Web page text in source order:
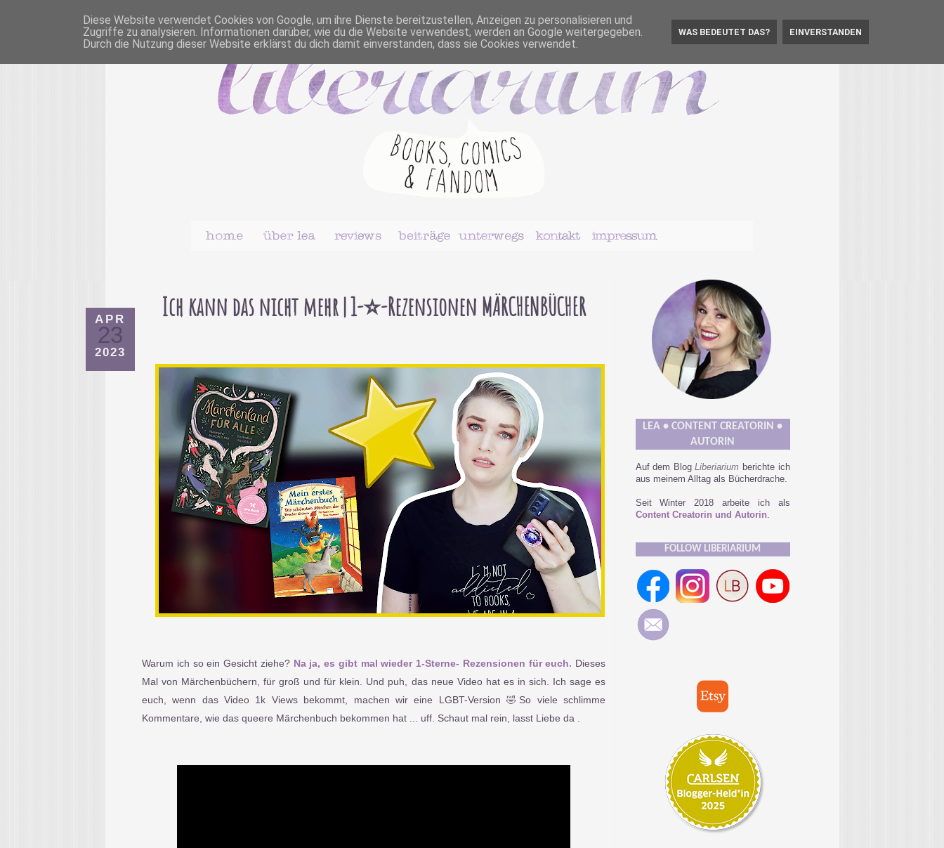
APR
23
2023
Ich kann das nicht mehr | 1-⭐️-Rezensionen MÄRCHENBÜCHER
Warum ich so ein Gesicht ziehe? Na ja, es gibt mal wieder 1-Sterne- Rezensionen für euch. Dieses
Mal von Märchenbüchern, für groß und für klein. Und puh, das neue Video hat es in sich. Ich sage es
euch, wenn das Video 1k Views bekommt, machen wir eine LGBT-Version 🤣So viele schlimme
Kommentare, wie das queere Märchenbuch bekommen hat ... uff. Schaut mal rein, lasst Liebe da .
LEA • CONTENT CREATORIN •
AUTORIN
Auf dem BlogLiberiarium berichte ich
aus meinem Alltag als Bücherdrache.
Seit Winter 2018 arbeite ich als
Content Creatorin und Autorin.
FOLLOW LIBERIARIUM
Diese Website verwendet Cookies von Google, um ihre Dienste bereitzustellen, Anzeigen zu personalisieren und
Zugriffe zu analysieren. Informationen darüber, wie du die Website verwendest, werden an Google weitergegeben.
Durch die Nutzung dieser Website erklärst du dich damit einverstanden, dass sie Cookies verwendet.
WAS BEDEUTET DAS? EINVERSTANDEN